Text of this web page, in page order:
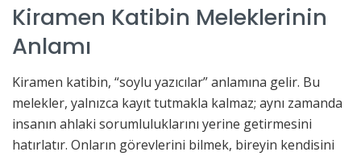
Kiramen Katibin Meleklerinin
Anlamı
Kiramen katibin, “soylu yazıcılar” anlamına gelir. Bu
melekler, yalnızca kayıt tutmakla kalmaz; aynı zamanda
insanın ahlaki sorumluluklarını yerine getirmesini
hatırlatır. Onların görevlerini bilmek, bireyin kendisini